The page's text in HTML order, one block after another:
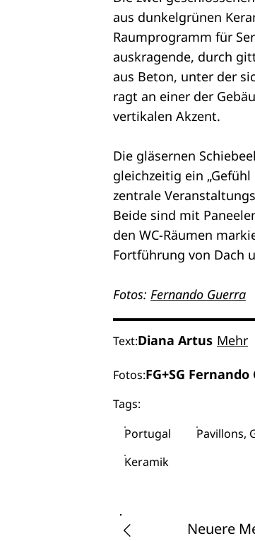
aus dunkelgrünen
Raumprogramm für
auskragende, durch
aus Beton, unter der
ragt an einer der
vertikalen Akzent.
Die gläsernen
gleichzeitig ein
zentrale
Beide sind mit
den WC-Räumen
Fortführung von Dach
Fotos: Fernando Guerra
Text:Diana Artus Mehr
Fotos:FG+SG
Tags:
Portugal
Pavillons,
Keramik
Neuere